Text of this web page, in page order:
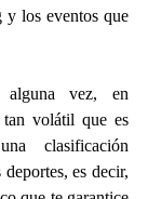
y los eventos que
vez, en
volátil que es
clasificación
es decir,